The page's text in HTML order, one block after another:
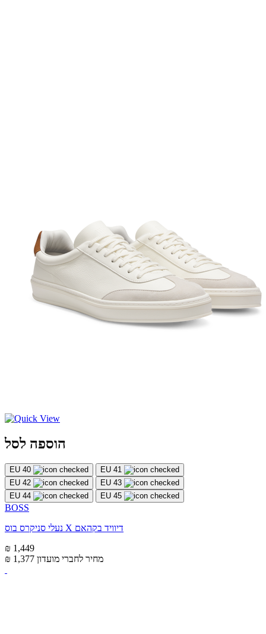
הוספה לסל
EU 40
EU 41
EU 42
EU 43
EU 44
EU 45
BOSS
נעלי סניקרס בוס X דיוויד בקהאם
₪ 1,449
₪ 1,377 מחיר לחברי מועדון